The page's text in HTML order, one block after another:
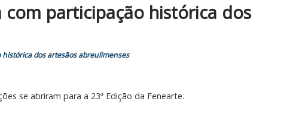
participação histórica dos
dos artesãos abreulimenses
se abriram para a 23ª Edição da Fenearte.